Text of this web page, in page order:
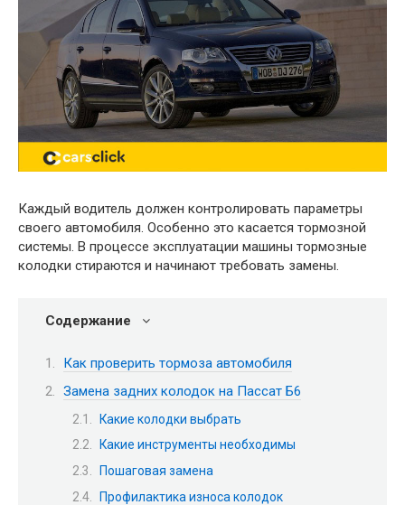
Каждый водитель должен контролировать параметры
своего автомобиля. Особенно это касается тормозной
системы. В процессе эксплуатации машины тормозные
колодки стираются и начинают требовать замены.
Содержание
Как проверить тормоза автомобиля
Замена задних колодок на Пассат Б6
Какие колодки выбрать
Какие инструменты необходимы
Пошаговая замена
Профилактика износа колодок